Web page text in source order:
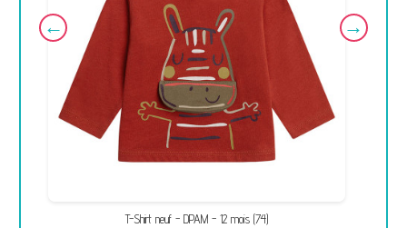
T-Shirt neuf - DPAM - 12 mois (74)